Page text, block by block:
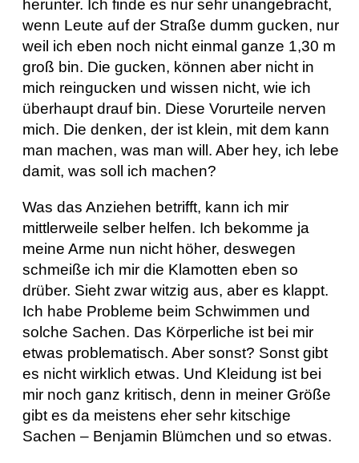
herunter. Ich finde es nur sehr unangebracht,
wenn Leute auf der Straße dumm gucken, nur
weil ich eben noch nicht einmal ganze 1,30 m
groß bin. Die gucken, können aber nicht in
mich reingucken und wissen nicht, wie ich
überhaupt drauf bin. Diese Vorurteile nerven
mich. Die denken, der ist klein, mit dem kann
man machen, was man will. Aber hey, ich lebe
damit, was soll ich machen?
Was das Anziehen betrifft, kann ich mir
mittlerweile selber helfen. Ich bekomme ja
meine Arme nun nicht höher, deswegen
schmeiße ich mir die Klamotten eben so
drüber. Sieht zwar witzig aus, aber es klappt.
Ich habe Probleme beim Schwimmen und
solche Sachen. Das Körperliche ist bei mir
etwas problematisch. Aber sonst? Sonst gibt
es nicht wirklich etwas. Und Kleidung ist bei
mir noch ganz kritisch, denn in meiner Größe
gibt es da meistens eher sehr kitschige
Sachen – Benjamin Blümchen und so etwas.